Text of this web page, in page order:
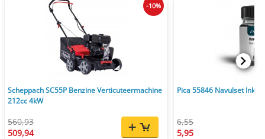
Scheppach SC55P Benzine Verticuteermachine
212cc 4kW
560,93
509,94
-10%
Pica 55846 Navulset Ink
6,55
5,95